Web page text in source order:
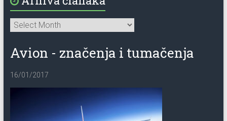
Avion - značenja i tumačenja
16/01/2017